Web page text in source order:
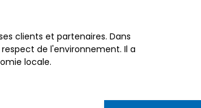
clients et partenaires. Dans
de l'environnement. Il a
locale.